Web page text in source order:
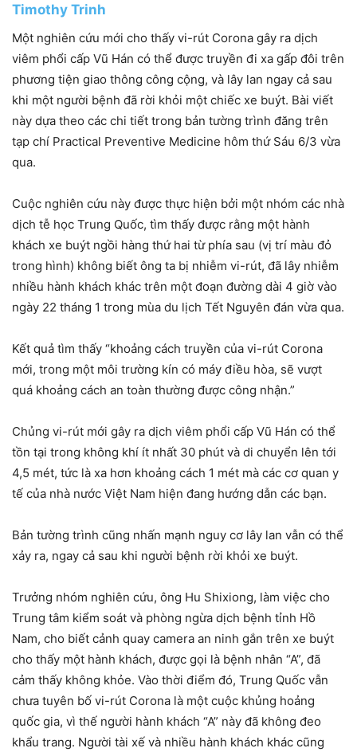
Timothy Trinh
Một nghiên cứu mới cho thấy vi-rút Corona gây ra dịch
viêm phổi cấp Vũ Hán có thể được truyền đi xa gấp đôi trên
phương tiện giao thông công cộng, và lây lan ngay cả sau
khi một người bệnh đã rời khỏi một chiếc xe buýt. Bài viết
này dựa theo các chi tiết trong bản tường trình đăng trên
tạp chí Practical Preventive Medicine hôm thứ Sáu 6/3 vừa
qua.
Cuộc nghiên cứu này được thực hiện bởi một nhóm các nhà
dịch tễ học Trung Quốc, tìm thấy được rằng một hành
khách xe buýt ngồi hàng thứ hai từ phía sau (vị trí màu đỏ
trong hình) không biết ông ta bị nhiễm vi-rút, đã lây nhiễm
nhiều hành khách khác trên một đoạn đường dài 4 giờ vào
ngày 22 tháng 1 trong mùa du lịch Tết Nguyên đán vừa qua.
Kết quả tìm thấy “khoảng cách truyền của vi-rút Corona
mới, trong một môi trường kín có máy điều hòa, sẽ vượt
quá khoảng cách an toàn thường được công nhận.”
Chủng vi-rút mới gây ra dịch viêm phổi cấp Vũ Hán có thể
tồn tại trong không khí ít nhất 30 phút và di chuyển lên tới
4,5 mét, tức là xa hơn khoảng cách 1 mét mà các cơ quan y
tế của nhà nước Việt Nam hiện đang hướng dẫn các bạn.
Bản tường trình cũng nhấn mạnh nguy cơ lây lan vẫn có thể
xảy ra, ngay cả sau khi người bệnh rời khỏi xe buýt.
Trưởng nhóm nghiên cứu, ông Hu Shixiong, làm việc cho
Trung tâm kiểm soát và phòng ngừa dịch bệnh tỉnh Hồ
Nam, cho biết cảnh quay camera an ninh gắn trên xe buýt
cho thấy một hành khách, được gọi là bệnh nhân “A”, đã
cảm thấy không khỏe. Vào thời điểm đó, Trung Quốc vẫn
chưa tuyên bố vi-rút Corona là một cuộc khủng hoảng
quốc gia, vì thế người hành khách “A” này đã không đeo
khẩu trang. Người tài xế và nhiều hành khách khác cũng